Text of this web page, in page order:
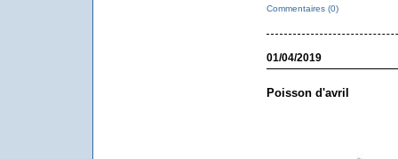
Commentaires (0)
01/04/2019
Poisson d'avril